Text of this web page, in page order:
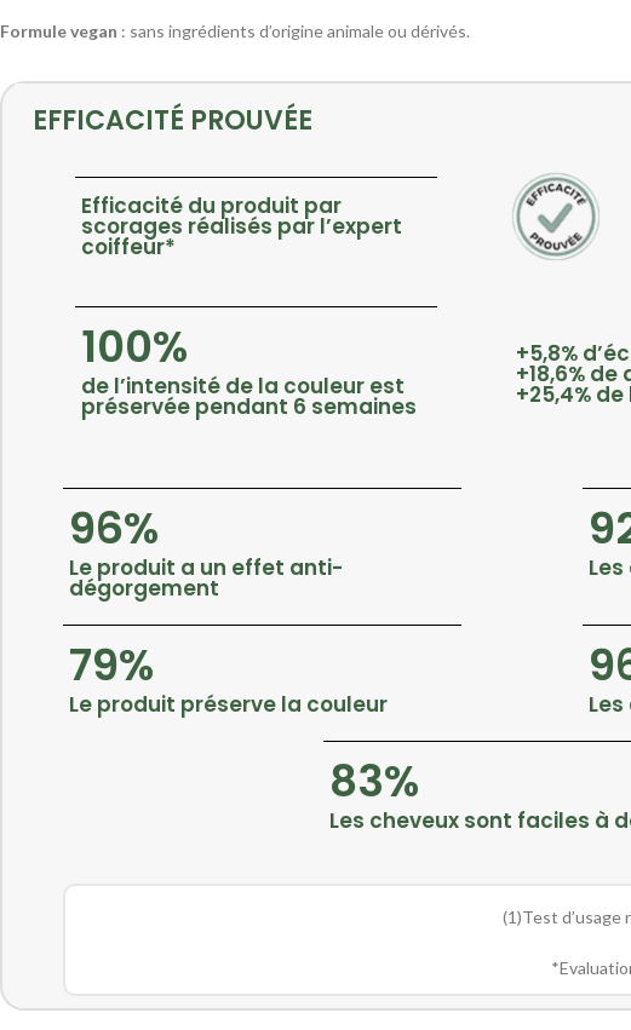
Formule vegan : sans ingrédients d’origine animale ou dérivés.
EFFICACITÉ PROUVÉE
Efficacité du produit par
scorages réalisés par l’expert
coiffeur*
100%
de l’intensité de la couleur est
préservée pendant 6 semaines
+5,8%
+18,6%
+25,4%
96%
Le produit a un effet anti-
dégorgement
79%
Le produit préserve la couleur
83%
Les cheveux sont faciles à
(1)Test d’usage